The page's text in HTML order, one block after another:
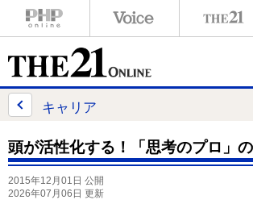
キャリア
頭が活性化する！「思考のプロ」
2015年12月01日 公開
2026年07月06日 更新